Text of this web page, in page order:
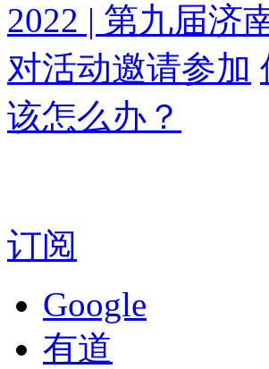
2022 | 第九届济
对活动邀请参加
该怎么办？
订阅
Google
有道